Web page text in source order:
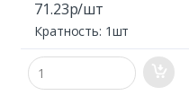
71.23р/шт
Кратность: 1шт